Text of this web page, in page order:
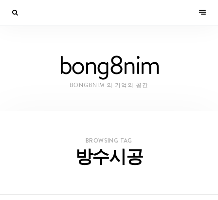
bong8nim
BONG8NIM 의 기억의 공간
BROWSING TAG
방수시공